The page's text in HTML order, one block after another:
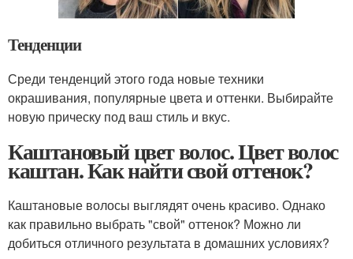
Тенденции
Среди тенденций этого года новые техники
окрашивания, популярные цвета и оттенки. Выбирайте
новую прическу под ваш стиль и вкус.
Каштановый цвет волос. Цвет волос
каштан. Как найти свой оттенок?
Каштановые волосы выглядят очень красиво. Однако
как правильно выбрать "свой" оттенок? Можно ли
добиться отличного результата в домашних условиях?